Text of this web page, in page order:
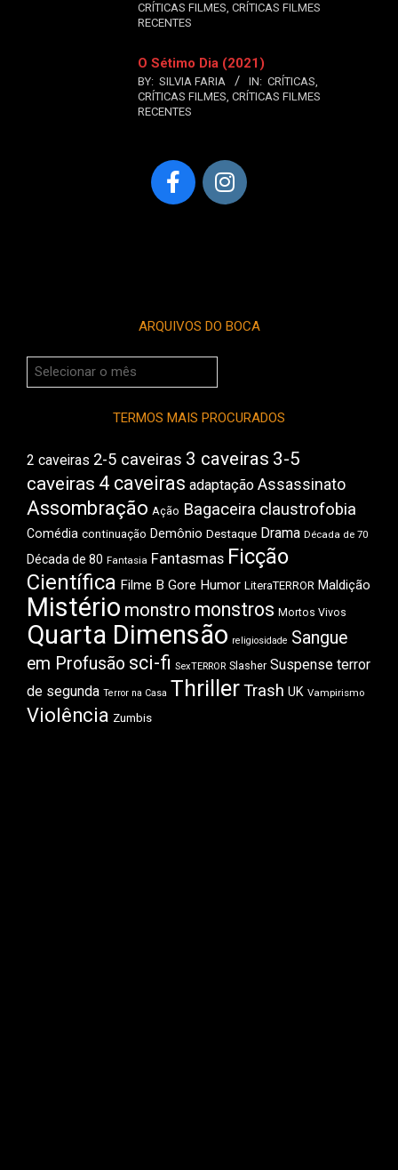
CRÍTICAS FILMES, CRÍTICAS FILMES
RECENTES
O Sétimo Dia (2021)
BY: SILVIA FARIA IN: CRÍTICAS,
CRÍTICAS FILMES, CRÍTICAS FILMES
RECENTES
ARQUIVOS DO BOCA
Arquivos
do
TERMOS MAIS PROCURADOS
2 caveiras 2-5 caveiras 3 caveiras 3-5
caveiras 4 caveiras adaptação Assassinato
Assombração Ação Bagaceira claustrofobia
Comédia continuação Demônio Destaque Drama Década de 70
Década de 80 Fantasia Fantasmas Ficção
Científica Filme B Gore Humor LiteraTERROR Maldição
Mistério monstro monstros Mortos Vivos
Quarta Dimensão religiosidade Sangue
em Profusão sci-fi SexTERROR Slasher Suspense terror
de segunda Terror na Casa ThrillerTrash UK Vampirismo
Violência Zumbis